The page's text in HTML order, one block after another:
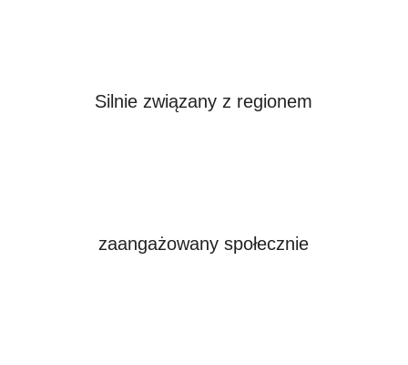
Silnie związany z regionem
zaangażowany społecznie